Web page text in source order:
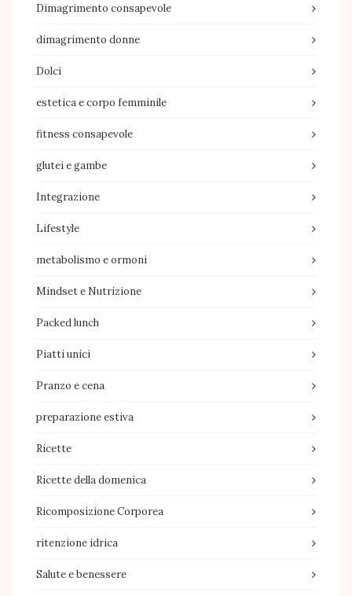
Dimagrimento consapevole
dimagrimento donne
Dolci
estetica e corpo femminile
fitness consapevole
glutei e gambe
Integrazione
Lifestyle
metabolismo e ormoni
Mindset e Nutrizione
Packed lunch
Piatti unici
Pranzo e cena
preparazione estiva
Ricette
Ricette della domenica
Ricomposizione Corporea
ritenzione idrica
Salute e benessere